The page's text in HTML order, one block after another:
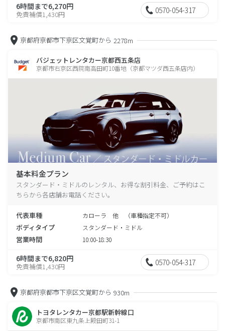
6時間まで6,270円
免責補償1,430円 0570-054-317
京都府京都市下京区文覚町から 2278m
バジェットレンタカー京都西五条店
京都市右京区西院南高田町10番地（京都マツダ西五条店内）
基本料金プラン
スタンダード・ミドルのレンタル、お得な割引料金、ご予約はこ
ちらから各店舗お電話ください。
代表車種 カローラ 他 （車種指定不可）
ボディタイプ スタンダード・ミドル
営業時間 10:00-18:30
6時間まで6,820円
免責補償1,430円 0570-054-317
京都府京都市下京区文覚町から 930m
トヨタレンタカー京都駅新幹線口
京都市南区東九条上殿田町31-1